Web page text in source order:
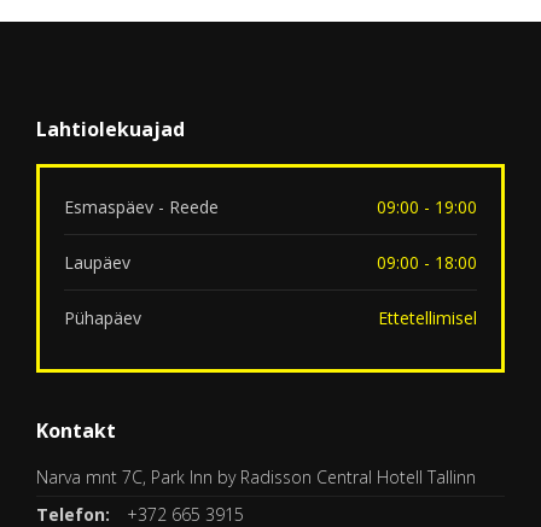
Lahtiolekuajad
Esmaspäev - Reede 09:00 - 19:00
Laupäev 09:00 - 18:00
Pühapäev Ettetellimisel
Kontakt
Narva mnt 7C, Park Inn by Radisson Central Hotell Tallinn
Telefon:
+372 665 3915